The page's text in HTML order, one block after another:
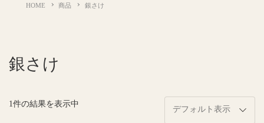
HOME 商品 銀さけ
銀さけ
1件の結果を表示中